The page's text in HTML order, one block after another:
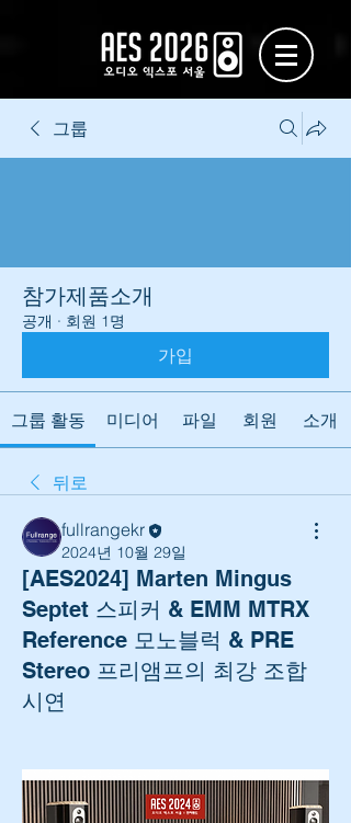
그룹
참가제품소개
공개 · 회원 1명
가입
그룹 활동 미디어 파일 회원 소개
뒤로
fullrangekr
2024년 10월 29일
[AES2024] Marten Mingus
Septet 스피커 & EMM MTRX
Reference 모노블럭 & PRE
Stereo 프리앰프의 최강 조합
시연